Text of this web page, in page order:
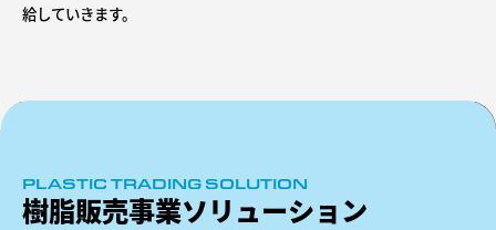
給していきます。
PLASTIC TRADING SOLUTION
樹脂販売事業ソリューション